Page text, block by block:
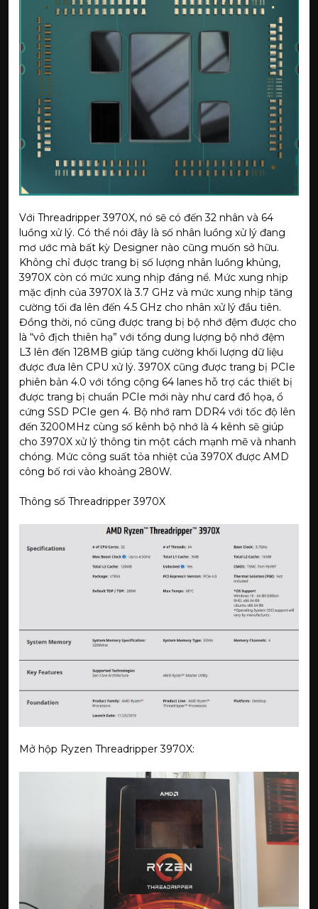
Với Threadripper 3970X, nó sẽ có đến 32 nhân và 64
luồng xử lý. Có thể nói đây là số nhân luồng xử lý đang
mơ ước mà bất kỳ Designer nào cũng muốn sở hữu.
Không chỉ được trang bị số lượng nhân luồng khủng,
3970X còn có mức xung nhịp đáng nể. Mức xung nhịp
mặc định của 3970X là 3.7 GHz và mức xung nhịp tăng
cường tối đa lên đến 4.5 GHz cho nhân xử lý đầu tiên.
Đồng thời, nó cũng được trang bị bộ nhớ đệm được cho
là “vô địch thiên hạ” với tổng dung lượng bộ nhớ đệm
L3 lên đến 128MB giúp tăng cường khối lượng dữ liệu
được đưa lên CPU xử lý. 3970X cũng được trang bị PCIe
phiên bản 4.0 với tổng cộng 64 lanes hỗ trợ các thiết bị
được trang bị chuẩn PCIe mới này như card đồ họa, ổ
cứng SSD PCIe gen 4. Bộ nhớ ram DDR4 với tốc độ lên
đến 3200MHz cùng số kênh bộ nhớ là 4 kênh sẽ giúp
cho 3970X xử lý thông tin một cách mạnh mẽ và nhanh
chóng. Mức công suất tỏa nhiệt của 3970X được AMD
công bố rơi vào khoảng 280W.
Thông số Threadripper 3970X
Mở hộp Ryzen Threadripper 3970X: